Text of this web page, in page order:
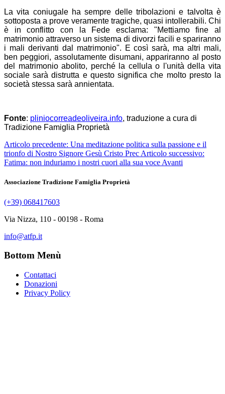
La vita coniugale ha sempre delle tribolazioni e talvolta è
sottoposta a prove veramente tragiche, quasi intollerabili. Chi
è in conflitto con la Fede esclama: "Mettiamo fine al
matrimonio attraverso un sistema di divorzi facili e spariranno
i mali derivanti dal matrimonio". E così sarà, ma altri mali,
ben peggiori, assolutamente disumani, appariranno al posto
del matrimonio abolito, perché la cellula o l'unità della vita
sociale sarà distrutta e questo significa che molto presto la
società stessa sarà annientata.
Fonte: pliniocorreadeoliveira.info, traduzione a cura di
Tradizione Famiglia Proprietà
Articolo precedente: Una meditazione politica sulla passione e il
trionfo di Nostro Signore Gesù Cristo Prec Articolo successivo:
Fatima: non induriamo i nostri cuori alla sua voce Avanti
Associazione Tradizione Famiglia Proprietà
(+39) 068417603
Via Nizza, 110 - 00198 - Roma
info@atfp.it
Bottom Menù
Contattaci
Donazioni
Privacy Policy